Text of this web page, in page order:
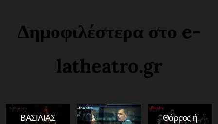
Δημοφιλέστερα στο e-
latheatro.gr
ΒΑΣΙΛΙΑΣ
Θάρρος ή